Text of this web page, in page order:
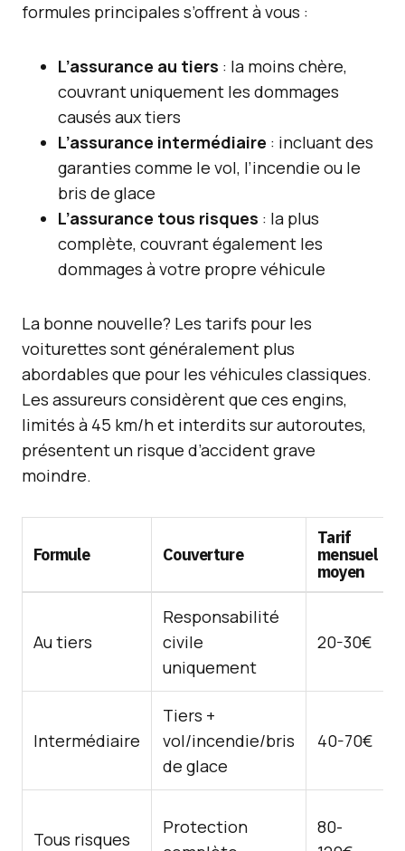
formules principales s’offrent à vous :
L’assurance au tiers : la moins chère,
couvrant uniquement les dommages
causés aux tiers
L’assurance intermédiaire : incluant des
garanties comme le vol, l’incendie ou le
bris de glace
L’assurance tous risques : la plus
complète, couvrant également les
dommages à votre propre véhicule
La bonne nouvelle? Les tarifs pour les
voiturettes sont généralement plus
abordables que pour les véhicules classiques.
Les assureurs considèrent que ces engins,
limités à 45 km/h et interdits sur autoroutes,
présentent un risque d’accident grave
moindre.
Formule Couverture
Tarif
mensuel
moyen
Au tiers
Responsabilité
civile
uniquement
20-30€
Intermédiaire
Tiers +
vol/incendie/bris
de glace
40-70€
Tous risques
Protection
80-